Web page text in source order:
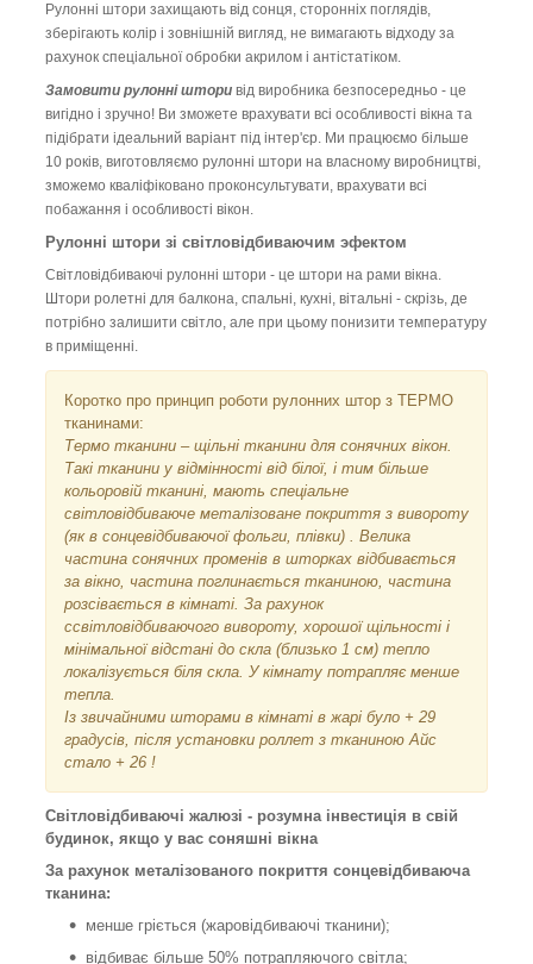
Рулонні штори захищають від сонця, сторонніх поглядів,
зберігають колір і зовнішній вигляд, не вимагають відходу за
рахунок спеціальної обробки акрилом і антістатіком.
Замовити рулонні штори від виробника безпосередньо - це
вигідно і зручно! Ви зможете врахувати всі особливості вікна та
підібрати ідеальний варіант під інтер'єр. Ми працюємо більше
10 років, виготовляємо рулонні штори на власному виробництві,
зможемо кваліфіковано проконсультувати, врахувати всі
побажання і особливості вікон.
Рулонні штори зі світловідбиваючим эфектом
Світловідбиваючі рулонні штори - це штори на рами вікна.
Штори ролетні для балкона, спальні, кухні, вітальні - скрізь, де
потрібно залишити світло, але при цьому понизити температуру
в приміщенні.
Коротко про принцип роботи рулонних штор з ТЕРМО
тканинами:
Термо тканини – щільні тканини для сонячних вікон.
Такі тканини у відмінності від білої, і тим більше
кольоровій тканині, мають спеціальне
світловідбиваюче металізоване покриття з вивороту
(як в сонцевідбиваючої фольги, плівки) . Велика
частина сонячних променів в шторках відбивається
за вікно, частина поглинається тканиною, частина
розсівається в кімнаті. За рахунок
ссвітловідбиваючого вивороту, хорошої щільності і
мінімальної відстані до скла (близько 1 см) тепло
локалізується біля скла. У кімнату потрапляє менше
тепла.
Із звичайними шторами в кімнаті в жарі було + 29
градусів, після установки роллет з тканиною Айс
стало + 26 !
Світловідбиваючі жалюзі - розумна інвестиція в свій
будинок, якщо у вас соняшні вікна
За рахунок металізованого покриття сонцевідбиваюча
тканина:
менше гріється (жаровідбиваючі тканини);
відбиває більше 50% потрапляючого світла;